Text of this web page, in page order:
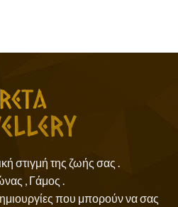
στιγμή της ζωής σας .
, Γάμος .
που μπορούν να σας